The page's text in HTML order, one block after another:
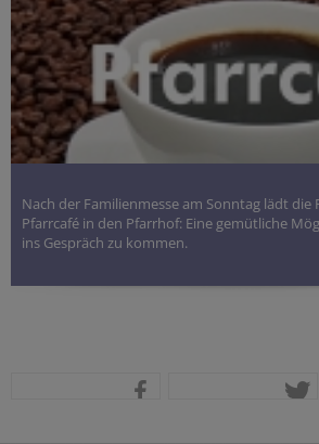
Nach der Familienmesse am Sonntag lädt die
Pfarrcafé in den Pfarrhof: Eine gemütliche
ins Gespräch zu kommen.